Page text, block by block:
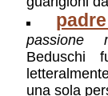
passione
Beduschi
una sola